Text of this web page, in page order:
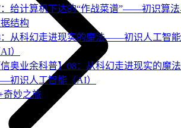
：给计算机下达的“作战菜谱”——初识算
结构
：从科幻走进现实的魔法——初识人工智能
AI）
信奥业余科普】08：从科幻走进现实的魔法
初识人工智能（AI）
奇妙之旅